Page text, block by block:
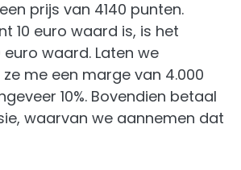
prijs van 4140 punten.
10 euro waard is, is het
waard. Laten we
me een marge van 4.000
10%. Bovendien betaal
waarvan we aannemen dat